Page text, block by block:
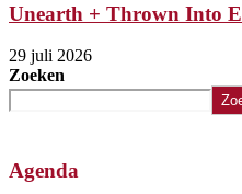
Unearth + Thrown Into
29 juli 2026
Zoeken
Agenda